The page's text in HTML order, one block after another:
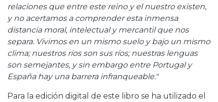
relaciones que entre este reino y el nuestro existen,
y no acertamos a comprender esta inmensa
distancia moral, intelectual y mercantil que nos
separa. Vivimos en un mismo suelo y bajo un mismo
clima; nuestros ríos son sus ríos; nuestras lenguas
son semejantes, y sin embargo entre Portugal y
España hay una barrera infranqueable."
Para la edición digital de este libro se ha utilizado el